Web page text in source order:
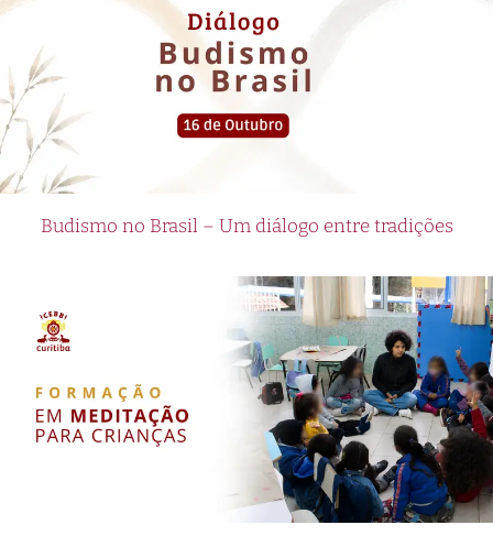
Budismo no Brasil – Um diálogo entre tradições